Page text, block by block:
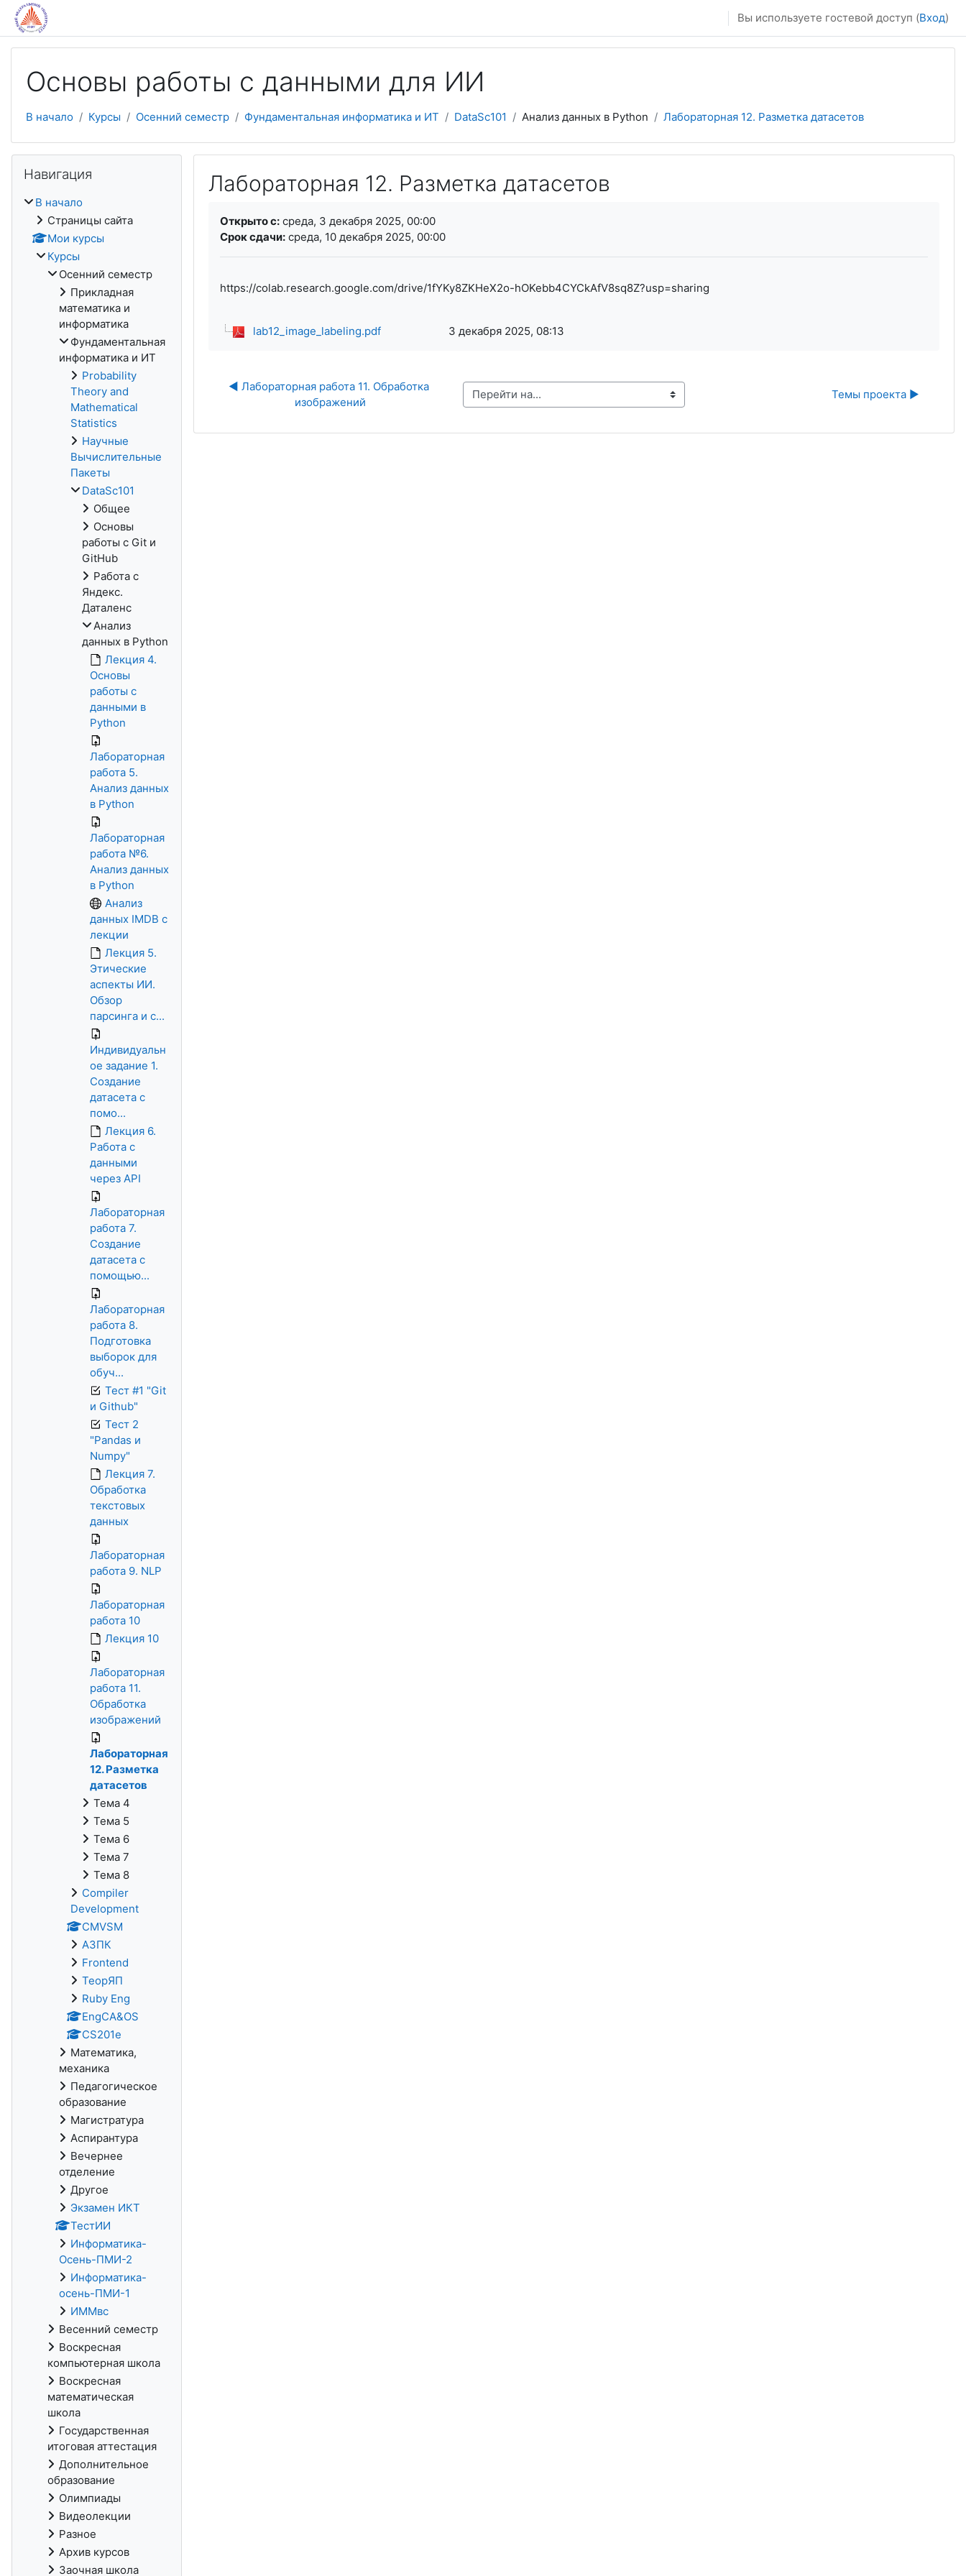
Перейти к основному содержанию
Вы используете гостевой доступ (Вход)
Основы работы с данными для ИИ
В начало Курсы Осенний семестр Фундаментальная информатика и ИТ DataSc101 Анализ данных в Python Лабораторная 12. Разметка датасетов
Лабораторная 12. Разметка датасетов
Открыто с:среда, 3 декабря 2025, 00:00
Срок сдачи:среда, 10 декабря 2025, 00:00
https://colab.research.google.com/drive/1fYKy8ZKHeX2o-hOKebb4CYCkAfV8sq8Z?usp=sharing
lab12_image_labeling.pdf 3 декабря 2025, 08:13
◀︎ Лабораторная работа 11. Обработка
изображений
Перейти на... Темы проекта ▶︎
Навигация
В начало
Страницы сайта
Мои курсы
Курсы
Осенний семестр
Прикладная
математика и
информатика
Фундаментальная
информатика и ИТ
Probability
Theory and
Mathematical
Statistics
Научные
Вычислительные
Пакеты
DataSc101
Общее
Основы
работы с Git и
GitHub
Работа с
Яндекс.
Даталенс
Анализ
данных в Python
Лекция 4.
Основы
работы с
данными в
Python
Лабораторная
работа 5.
Анализ данных
в Python
Лабораторная
работа №6.
Анализ данных
в Python
Анализ
данных IMDB с
лекции
Лекция 5.
Этические
аспекты ИИ.
Обзор
парсинга и с...
Индивидуальн
ое задание 1.
Создание
датасета с
помо...
Лекция 6.
Работа с
данными
через API
Лабораторная
работа 7.
Создание
датасета с
помощью...
Лабораторная
работа 8.
Подготовка
выборок для
обуч...
Тест #1 "Git
и Github"
Тест 2
"Pandas и
Numpy"
Лекция 7.
Обработка
текстовых
данных
Лабораторная
работа 9. NLP
Лабораторная
работа 10
Лекция 10
Лабораторная
работа 11.
Обработка
изображений
Лабораторная
12. Разметка
датасетов
Тема 4
Тема 5
Тема 6
Тема 7
Тема 8
Compiler
Development
CMVSM
АЗПК
Frontend
ТеорЯП
Ruby Eng
EngCA&OS
CS201e
Математика,
механика
Педагогическое
образование
Магистратура
Аспирантура
Вечернее
отделение
Другое
Экзамен ИКТ
ТестИИ
Информатика-
Осень-ПМИ-2
Информатика-
осень-ПМИ-1
ИММвс
Весенний семестр
Воскресная
компьютерная школа
Воскресная
математическая
школа
Государственная
итоговая аттестация
Дополнительное
образование
Олимпиады
Видеолекции
Разное
Архив курсов
Заочная школа